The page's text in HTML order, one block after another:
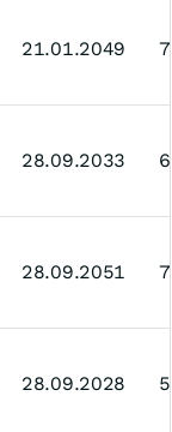
21.01.2049
28.09.2033
28.09.2051
28.09.2028